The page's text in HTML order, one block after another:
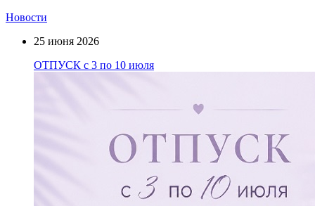
Новости
25 июня 2026
ОТПУСК с 3 по 10 июля